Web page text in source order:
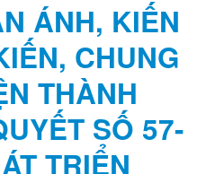
ÁNH, KIẾN
CHUNG
THÀNH
SỐ 57-
TRIỂN